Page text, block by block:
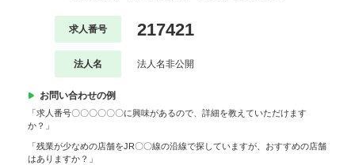
求人番号 217421
法人名 法人名非公開
お問い合わせの例
「求人番号〇〇〇〇〇〇に興味があるので、詳細を教えていただけます
か？」
「残業が少なめの店舗をJR〇〇線の沿線で探していますが、おすすめの店舗
はありますか？」